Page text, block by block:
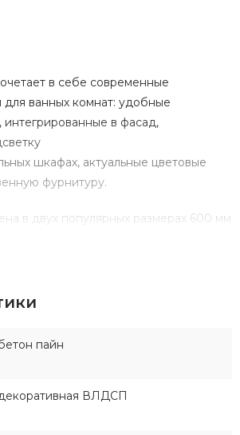
в себе современные
ванных комнат: удобные
в фасад,
шкафах, актуальные цветовые
фурнитуру.
в двух популярных размерах 600 мм
600 мм к тумбе предлагается
быть дополнен комодом на
шкаф-колонной.
пайн
декоративная ВЛДСП